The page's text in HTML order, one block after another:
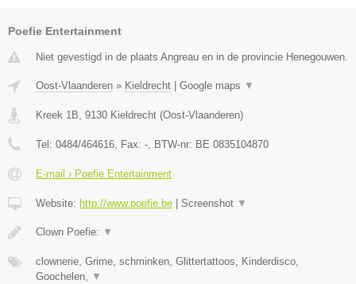
Poefie Entertainment
Niet gevestigd in de plaats Angreau en in de provincie Henegouwen.
Oost-Vlaanderen » Kieldrecht Google maps ▼
Kreek 1B, 9130 Kieldrecht (Oost-Vlaanderen)
Tel: 0484/464616, Fax: -, BTW-nr: BE 0835104870
E-mail › Poefie Entertainment
Website: http://www.poefie.be Screenshot ▼
Clown Poefie: ▼
clownerie, Grime, schminken, Glittertattoos, Kinderdisco,
Goochelen, ▼